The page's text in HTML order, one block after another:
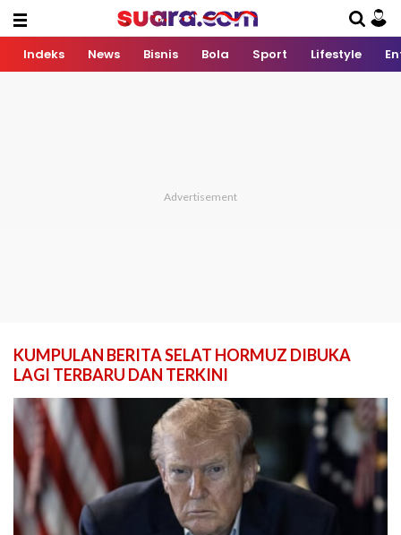
Indeks News Bisnis Bola Sport Lifestyle
KUMPULAN BERITA SELAT HORMUZ DIBUKA
LAGI TERBARU DAN TERKINI